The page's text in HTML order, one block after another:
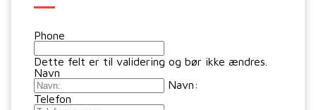
Phone
Dette felt er til validering og bør ikke ændres.
Navn
Navn:
Telefon